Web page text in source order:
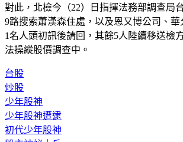
9路搜索蕭漢森住處，以及恩又博公司、
1名人頭初訊後請回，其餘5人陸續移送檢
法操縱股價調查中。
炒股
少年股神
少年股神遭逮
初代少年股神
股市神祕大戶